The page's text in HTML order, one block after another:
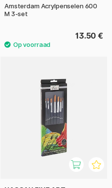
Amsterdam Acrylpenselen 600
M 3-set
13.50 €